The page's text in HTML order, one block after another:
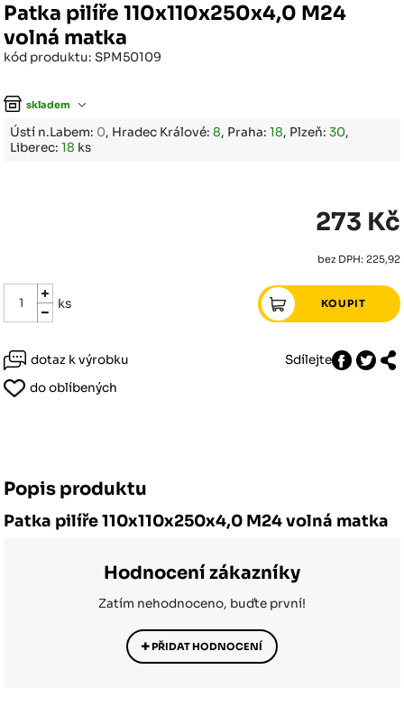
Patka pilíře 110x110x250x4,0 M24
volná matka
kód produktu: SPM50109
skladem
Ústí n.Labem: 0, Hradec Králové:8, Praha:18, Plzeň:30,
Liberec:18 ks
273 Kč
bez DPH: 225,92
ks
dotaz k výrobku
Sdílejte
do oblíbených
Popis produktu
Patka pilíře 110x110x250x4,0 M24 volná matka
Hodnocení zákazníky
Zatím nehodnoceno, buďte první!
PŘIDAT HODNOCENÍ